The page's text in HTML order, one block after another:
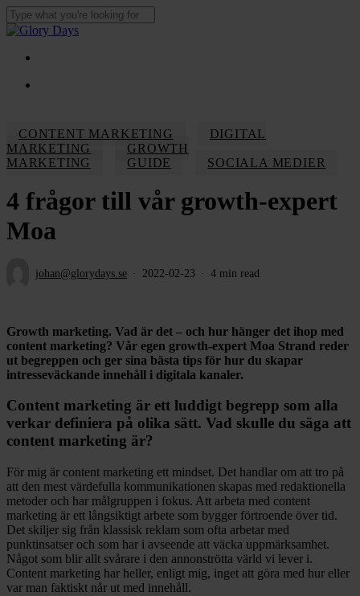
Skip
to
content
Close
Menu
CONTENT MARKETING
DIGITAL
MARKETING
GROWTH
MARKETING
GUIDE SOCIALA MEDIER
4 frågor till vår growth-expert
Moa
johan@glorydays.se 2022-02-23 4 min read
Growth marketing. Vad är det – och hur hänger det ihop med
content marketing? Vår egen growth-expert Moa Strand reder
ut begreppen och ger sina bästa tips för hur du skapar
intresseväckande innehåll i digitala kanaler.
Content marketing är ett luddigt begrepp som alla
verkar definiera på olika sätt. Vad skulle du säga att
content marketing är?
För mig är content marketing ett mindset. Det handlar om att tro på
att den mest värdefulla kommunikationen skapas med redaktionella
metoder och har målgruppen i fokus. Att arbeta med content
marketing är ett långsiktigt arbete som bygger förtroende över tid.
Det skiljer sig från klassisk reklam som ofta arbetar med
punktinsatser och som har i avseende att väcka uppmärksamhet.
Något som blir allt svårare i den annonströtta värld vi lever i.
Content marketing har heller, enligt mig, inget att göra med hur eller
var man faktiskt når ut med innehåll.